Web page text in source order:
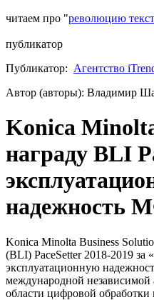
читаем про "революцию
публикатор
Публикатор: Агентство
Автор (авторы): Владимир
Konica
награду BLI
надежность
Konica Minolta Business
(BLI) PaceSetter 2018-2019 за
эксплуатационную
международной независимой
области цифровой обработки